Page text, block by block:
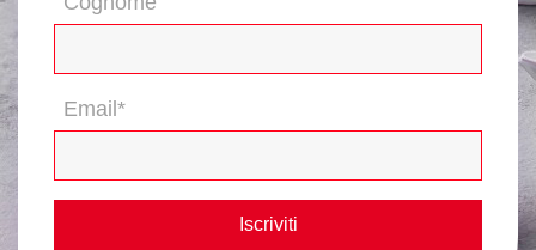
Email*
Iscriviti